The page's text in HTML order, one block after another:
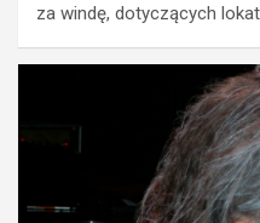
za windę, dotyczących